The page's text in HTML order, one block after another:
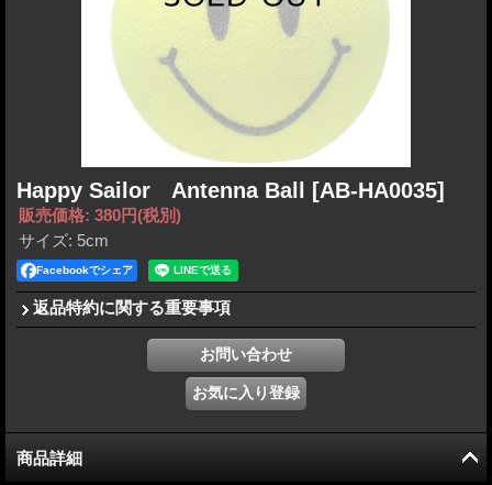
Happy Sailor Antenna Ball [AB-HA0035]
販売価格: 380円(税別)
サイズ: 5cm
Facebookでシェア
返品特約に関する重要事項
商品詳細